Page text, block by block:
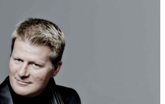
Akkordfolgen Cis-Dur / a-moll / H-
aufgegriffen und in Nr. 1
6 PASSACAGLIA DELLA MORTE
Passacaglia-Folge ergänzt.
in ihrem Wanken, Gleiten und
auf die überlieferte grausame
in einer Schaukel im Hof des
es mit Chor-Harmonien über Tage